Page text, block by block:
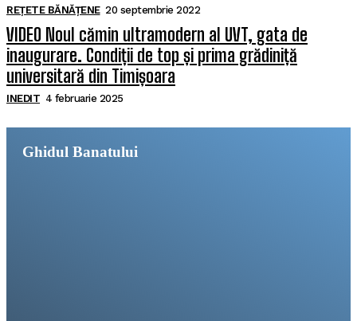
REȚETE BĂNĂȚENE 20 septembrie 2022
VIDEO Noul cămin ultramodern al UVT, gata de
inaugurare. Condiții de top și prima grădiniță
universitară din Timișoara
INEDIT 4 februarie 2025
Ghidul Banatului